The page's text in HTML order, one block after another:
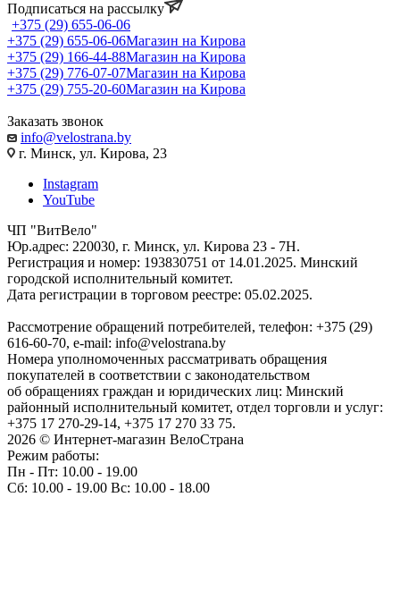
Подписаться на рассылку
+375 (29) 655-06-06
+375 (29) 655-06-06Магазин на Кирова
+375 (29) 166-44-88Магазин на Кирова
+375 (29) 776-07-07Магазин на Кирова
+375 (29) 755-20-60Магазин на Кирова
Заказать звонок
info@velostrana.by
г. Минск, ул. Кирова, 23
Instagram
YouTube
ЧП "ВитВело"
Юр.адрес: 220030, г. Минск, ул. Кирова 23 - 7Н.
Регистрация и номер: 193830751 от 14.01.2025. Минский
городской исполнительный комитет.
Дата регистрации в торговом реестре: 05.02.2025.
Рассмотрение обращений потребителей, телефон: +375 (29)
616-60-70, e-mail: info@velostrana.by
Номера уполномоченных рассматривать обращения
покупателей в соответствии с законодательством
об обращениях граждан и юридических лиц: Минский
районный исполнительный комитет, отдел торговли и услуг:
+375 17 270-29-14, +375 17 270 33 75.
2026 © Интернет-магазин ВелоСтрана
Режим работы:
Пн - Пт: 10.00 - 19.00
Сб: 10.00 - 19.00 Вс: 10.00 - 18.00